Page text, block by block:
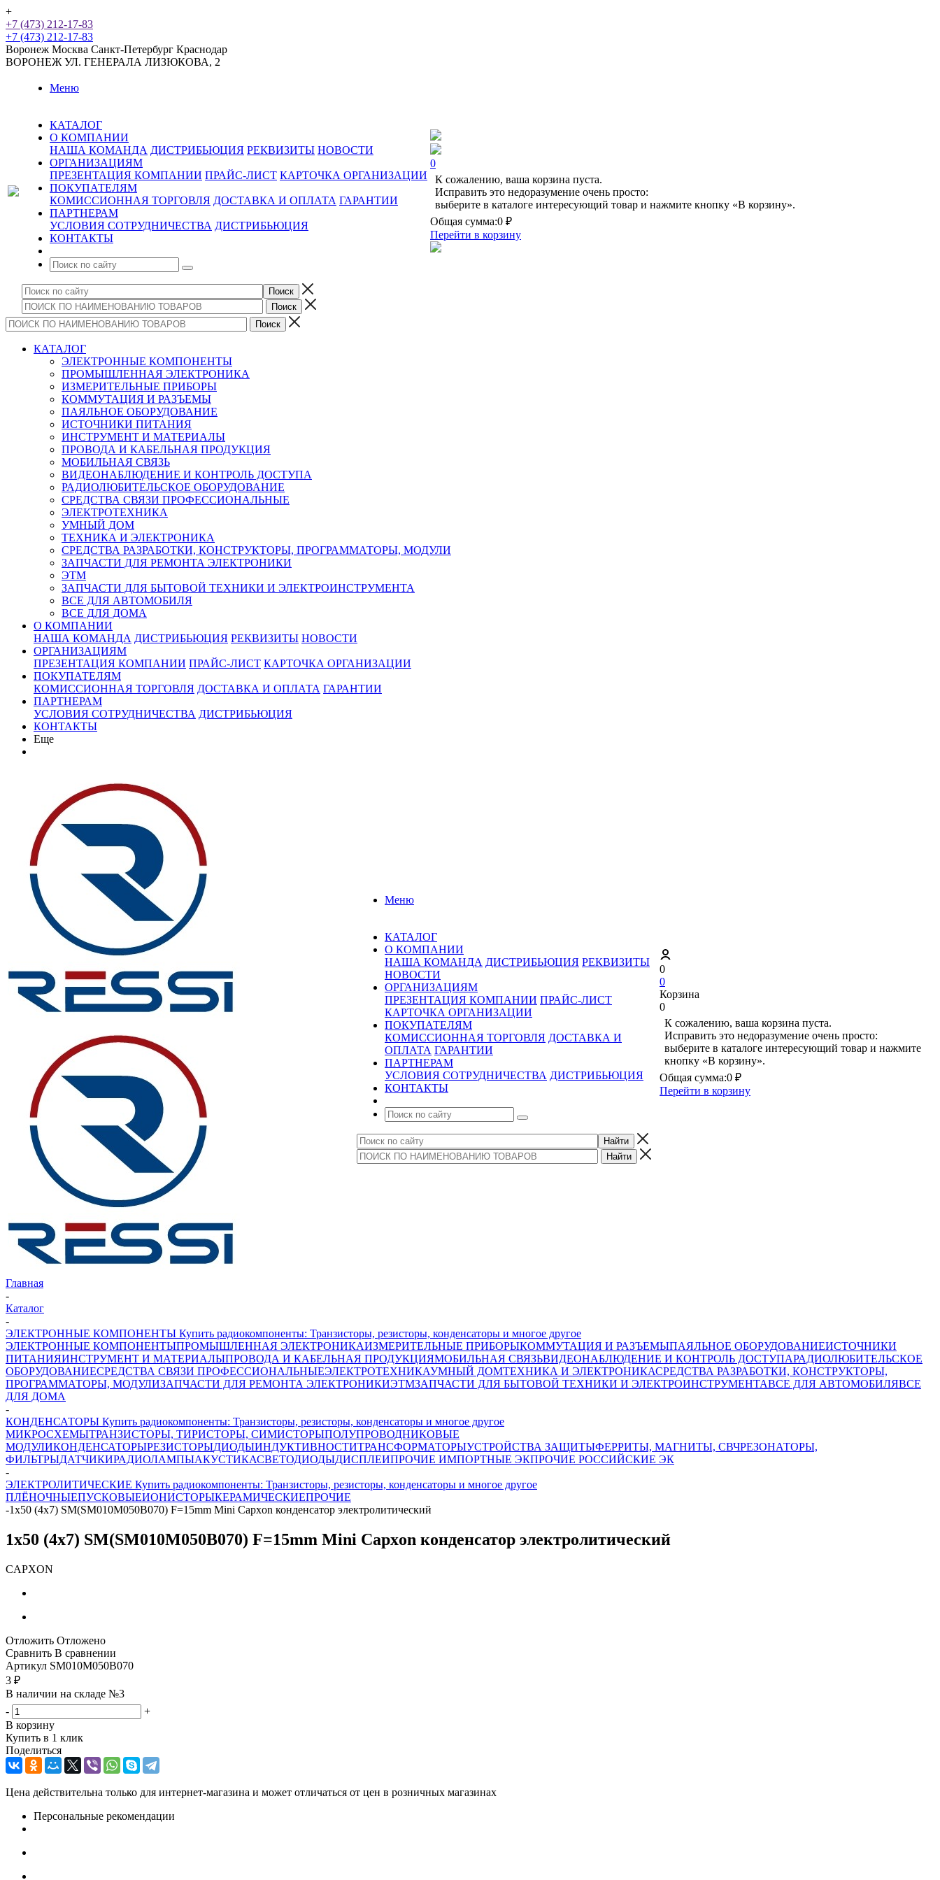
+
+7 (473) 212-17-83
+7 (473) 212-17-83
Воронеж Москва Санкт-Петербург Краснодар
ВОРОНЕЖ УЛ. ГЕНЕРАЛА ЛИЗЮКОВА, 2
Меню
КАТАЛОГ
О КОМПАНИИ
НАША КОМАНДА ДИСТРИБЬЮЦИЯ РЕКВИЗИТЫ НОВОСТИ
ОРГАНИЗАЦИЯМ
ПРЕЗЕНТАЦИЯ КОМПАНИИ ПРАЙС-ЛИСТ КАРТОЧКА ОРГАНИЗАЦИИ
ПОКУПАТЕЛЯМ
КОМИССИОННАЯ ТОРГОВЛЯ ДОСТАВКА И ОПЛАТА ГАРАНТИИ
ПАРТНЕРАМ
УСЛОВИЯ СОТРУДНИЧЕСТВА ДИСТРИБЬЮЦИЯ
КОНТАКТЫ
0
К сожалению, ваша корзина пуста.
Исправить это недоразумение очень просто:
выберите в каталоге интересующий товар и нажмите кнопку «В корзину».
Общая сумма:0 ₽
Перейти в корзину
КАТАЛОГ
ЭЛЕКТРОННЫЕ КОМПОНЕНТЫ
ПРОМЫШЛЕННАЯ ЭЛЕКТРОНИКА
ИЗМЕРИТЕЛЬНЫЕ ПРИБОРЫ
КОММУТАЦИЯ И РАЗЪЕМЫ
ПАЯЛЬНОЕ ОБОРУДОВАНИЕ
ИСТОЧНИКИ ПИТАНИЯ
ИНСТРУМЕНТ И МАТЕРИАЛЫ
ПРОВОДА И КАБЕЛЬНАЯ ПРОДУКЦИЯ
МОБИЛЬНАЯ СВЯЗЬ
ВИДЕОНАБЛЮДЕНИЕ И КОНТРОЛЬ ДОСТУПА
РАДИОЛЮБИТЕЛЬСКОЕ ОБОРУДОВАНИЕ
СРЕДСТВА СВЯЗИ ПРОФЕССИОНАЛЬНЫЕ
ЭЛЕКТРОТЕХНИКА
УМНЫЙ ДОМ
ТЕХНИКА И ЭЛЕКТРОНИКА
СРЕДСТВА РАЗРАБОТКИ, КОНСТРУКТОРЫ, ПРОГРАММАТОРЫ, МОДУЛИ
ЗАПЧАСТИ ДЛЯ РЕМОНТА ЭЛЕКТРОНИКИ
ЭТМ
ЗАПЧАСТИ ДЛЯ БЫТОВОЙ ТЕХНИКИ И ЭЛЕКТРОИНСТРУМЕНТА
ВСЕ ДЛЯ АВТОМОБИЛЯ
ВСЕ ДЛЯ ДОМА
О КОМПАНИИ
НАША КОМАНДА ДИСТРИБЬЮЦИЯ РЕКВИЗИТЫ НОВОСТИ
ОРГАНИЗАЦИЯМ
ПРЕЗЕНТАЦИЯ КОМПАНИИ ПРАЙС-ЛИСТ КАРТОЧКА ОРГАНИЗАЦИИ
ПОКУПАТЕЛЯМ
КОМИССИОННАЯ ТОРГОВЛЯ ДОСТАВКА И ОПЛАТА ГАРАНТИИ
ПАРТНЕРАМ
УСЛОВИЯ СОТРУДНИЧЕСТВА ДИСТРИБЬЮЦИЯ
КОНТАКТЫ
Еще
Меню
КАТАЛОГ
О КОМПАНИИ
НАША КОМАНДА ДИСТРИБЬЮЦИЯ РЕКВИЗИТЫ
НОВОСТИ
ОРГАНИЗАЦИЯМ
ПРЕЗЕНТАЦИЯ КОМПАНИИ ПРАЙС-ЛИСТ
КАРТОЧКА ОРГАНИЗАЦИИ
ПОКУПАТЕЛЯМ
КОМИССИОННАЯ ТОРГОВЛЯ ДОСТАВКА И
ОПЛАТА ГАРАНТИИ
ПАРТНЕРАМ
УСЛОВИЯ СОТРУДНИЧЕСТВА ДИСТРИБЬЮЦИЯ
КОНТАКТЫ
0
0
Корзина
0
К сожалению, ваша корзина пуста.
Исправить это недоразумение очень просто:
выберите в каталоге интересующий товар и нажмите
кнопку «В корзину».
Общая сумма:0 ₽
Перейти в корзину
Главная
-
Каталог
-
ЭЛЕКТРОННЫЕ КОМПОНЕНТЫ Купить радиокомпоненты: Транзисторы, резисторы, конденсаторы и многое другое
ЭЛЕКТРОННЫЕ КОМПОНЕНТЫПРОМЫШЛЕННАЯ ЭЛЕКТРОНИКАИЗМЕРИТЕЛЬНЫЕ ПРИБОРЫКОММУТАЦИЯ И РАЗЪЕМЫПАЯЛЬНОЕ ОБОРУДОВАНИЕИСТОЧНИКИ
ПИТАНИЯИНСТРУМЕНТ И МАТЕРИАЛЫПРОВОДА И КАБЕЛЬНАЯ ПРОДУКЦИЯМОБИЛЬНАЯ СВЯЗЬВИДЕОНАБЛЮДЕНИЕ И КОНТРОЛЬ ДОСТУПАРАДИОЛЮБИТЕЛЬСКОЕ
ОБОРУДОВАНИЕСРЕДСТВА СВЯЗИ ПРОФЕССИОНАЛЬНЫЕЭЛЕКТРОТЕХНИКАУМНЫЙ ДОМТЕХНИКА И ЭЛЕКТРОНИКАСРЕДСТВА РАЗРАБОТКИ, КОНСТРУКТОРЫ,
ПРОГРАММАТОРЫ, МОДУЛИЗАПЧАСТИ ДЛЯ РЕМОНТА ЭЛЕКТРОНИКИЭТМЗАПЧАСТИ ДЛЯ БЫТОВОЙ ТЕХНИКИ И ЭЛЕКТРОИНСТРУМЕНТАВСЕ ДЛЯ АВТОМОБИЛЯВСЕ
ДЛЯ ДОМА
-
КОНДЕНСАТОРЫ Купить радиокомпоненты: Транзисторы, резисторы, конденсаторы и многое другое
МИКРОСХЕМЫТРАНЗИСТОРЫ, ТИРИСТОРЫ, СИМИСТОРЫПОЛУПРОВОДНИКОВЫЕ
МОДУЛИКОНДЕНСАТОРЫРЕЗИСТОРЫДИОДЫИНДУКТИВНОСТИТРАНСФОРМАТОРЫУСТРОЙСТВА ЗАЩИТЫФЕРРИТЫ, МАГНИТЫ, СВЧРЕЗОНАТОРЫ,
ФИЛЬТРЫДАТЧИКИРАДИОЛАМПЫАКУСТИКАСВЕТОДИОДЫДИСПЛЕИПРОЧИЕ ИМПОРТНЫЕ ЭКПРОЧИЕ РОССИЙСКИЕ ЭК
-
ЭЛЕКТРОЛИТИЧЕСКИЕ Купить радиокомпоненты: Транзисторы, резисторы, конденсаторы и многое другое
ПЛЁНОЧНЫЕПУСКОВЫЕИОНИСТОРЫКЕРАМИЧЕСКИЕПРОЧИЕ
-1х50 (4х7) SM(SM010M050B070) F=15mm Mini Capxon конденсатор электролитический
1х50 (4х7) SM(SM010M050B070) F=15mm Mini Capxon конденсатор электролитический
CAPXON
Отложить Отложено
Сравнить В сравнении
Артикул SM010M050B070
3 ₽
В наличии на складе №3
-
+
В корзину
Купить в 1 клик
Поделиться
Цена действительна только для интернет-магазина и может отличаться от цен в розничных магазинах
Персональные рекомендации